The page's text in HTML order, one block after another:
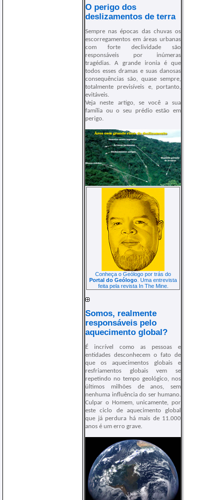
O perigo dos
deslizamentos de terra
Sempre nas épocas das chuvas os
escorregamentos em áreas urbanas
com forte declividade são
responsáveis por inúmeras
tragédias. A grande ironia é que
todos esses dramas e suas danosas
consequências são, quase sempre,
totalmente previsíveis e, portanto,
evitáveis.
Veja neste artigo, se você a sua
família ou o seu prédio estão em
perigo.
Conheça o Geólogo por trás do
Portal do Geólogo . Uma entrevista
feita pela revista In The Mine.
Somos, realmente
responsáveis pelo
aquecimento global?
É incrível como as pessoas e
entidades desconhecem o fato de
que os aquecimentos globais e
resfriamentos globais vem se
repetindo no tempo geológico, nos
últimos milhões de anos, sem
nenhuma influência do ser humano.
Culpar o Homem, unicamente, por
este ciclo de aquecimento global
que já perdura há mais de 11.000
anos é um erro grave.